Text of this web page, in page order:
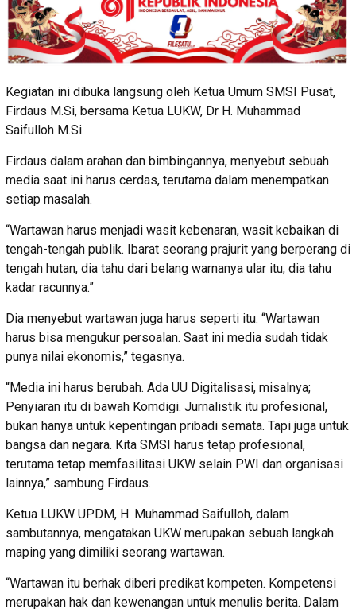
Kegiatan ini dibuka langsung oleh Ketua Umum SMSI Pusat,
Firdaus M.Si, bersama Ketua LUKW, Dr H. Muhammad
Saifulloh M.Si.
Firdaus dalam arahan dan bimbingannya, menyebut sebuah
media saat ini harus cerdas, terutama dalam menempatkan
setiap masalah.
“Wartawan harus menjadi wasit kebenaran, wasit kebaikan di
tengah-tengah publik. Ibarat seorang prajurit yang berperang di
tengah hutan, dia tahu dari belang warnanya ular itu, dia tahu
kadar racunnya.”
Dia menyebut wartawan juga harus seperti itu. “Wartawan
harus bisa mengukur persoalan. Saat ini media sudah tidak
punya nilai ekonomis,” tegasnya.
“Media ini harus berubah. Ada UU Digitalisasi, misalnya;
Penyiaran itu di bawah Komdigi. Jurnalistik itu profesional,
bukan hanya untuk kepentingan pribadi semata. Tapi juga untuk
bangsa dan negara. Kita SMSI harus tetap profesional,
terutama tetap memfasilitasi UKW selain PWI dan organisasi
lainnya,” sambung Firdaus.
Ketua LUKW UPDM, H. Muhammad Saifulloh, dalam
sambutannya, mengatakan UKW merupakan sebuah langkah
maping yang dimiliki seorang wartawan.
“Wartawan itu berhak diberi predikat kompeten. Kompetensi
merupakan hak dan kewenangan untuk menulis berita. Dalam